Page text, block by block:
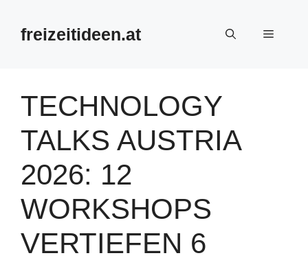
Inhalt
springenfreizeitideen.at Menü
TECHNOLOGY
TALKS AUSTRIA
2026: 12
WORKSHOPS
VERTIEFEN 6